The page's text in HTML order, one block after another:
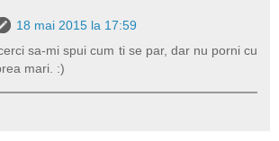
18 mai 2015 la 17:59
sa-mi spui cum ti se par, dar nu porni cu
mari. :)